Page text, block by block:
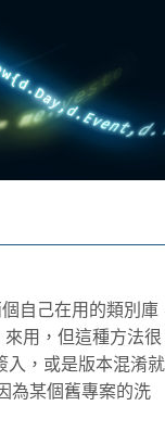
自己在用的類別庫
用，但這種方法很
入，或是版本混淆就
為某個舊專案的洗